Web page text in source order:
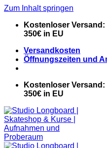
Zum Inhalt springen
Kostenloser
350€ in EU
Versandkosten
Öffnungszeiten und
Kostenloser
350€ in EU